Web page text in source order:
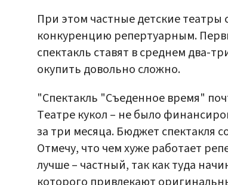
При этом частные детские театры
конкуренцию репертуарным.
спектакль ставят в среднем два-
окупить довольно сложно.
"Спектакль "Съеденное время"
Театре кукол – не было
за три месяца. Бюджет спектакля
Отмечу, что чем хуже работает
лучше – частный, так как туда